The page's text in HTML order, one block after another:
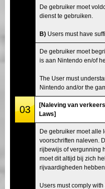
De gebruiker moet
dienst te gebruiken.
B) Users must have
De gebruiker moet
is aan Nintendo en/of
The User must
Nintendo and/or the
03
[Naleving van
Laws]
De gebruiker moet alle
voorschriften naleven.
rijbewijs of vergunning
moet dit altijd bij zich
rijvaardigheden
Users must comply